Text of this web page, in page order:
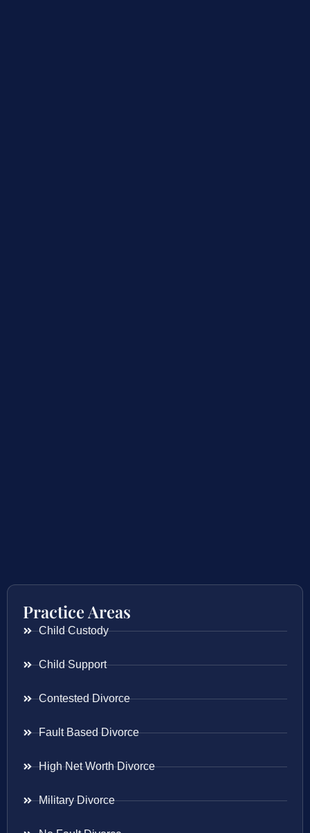
Practice Areas
Child Custody
Child Support
Contested Divorce
Fault Based Divorce
High Net Worth Divorce
Military Divorce